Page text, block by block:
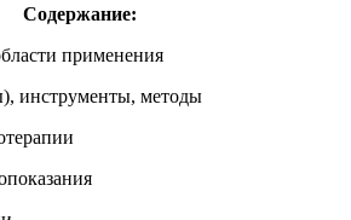
Содержание:
применения
инструменты, методы